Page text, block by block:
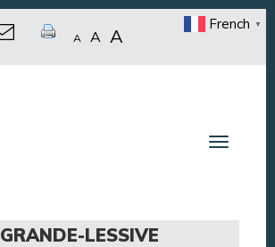
A A A
French ▼
Toggle
GRANDE-LESSIVE